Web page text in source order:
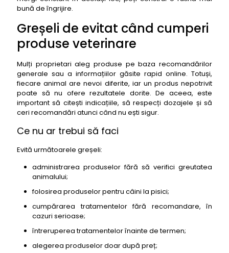
bună de îngrijire.
Greșeli de evitat când cumperi
produse veterinare
Mulți proprietari aleg produse pe baza recomandărilor
generale sau a informațiilor găsite rapid online. Totuși,
fiecare animal are nevoi diferite, iar un produs nepotrivit
poate să nu ofere rezultatele dorite. De aceea, este
important să citești indicațiile, să respecți dozajele și să
ceri recomandări atunci când nu ești sigur.
Ce nu ar trebui să faci
Evită următoarele greșeli:
administrarea produselor fără să verifici greutatea
animalului;
folosirea produselor pentru câini la pisici;
cumpărarea tratamentelor fără recomandare, în
cazuri serioase;
întreruperea tratamentelor înainte de termen;
alegerea produselor doar după preț;